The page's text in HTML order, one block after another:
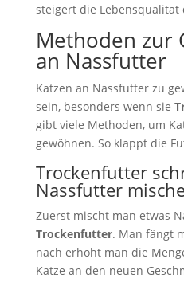
steigert die Lebensqualität
Methoden zur
an Nassfutter
Katzen an Nassfutter zu
sein, besonders wenn sie
gibt viele Methoden, um
gewöhnen. So klappt die
Trockenfutter
Nassfutter
Zuerst mischt man etwas
Trockenfutter. Man fängt
nach erhöht man die
Katze an den neuen